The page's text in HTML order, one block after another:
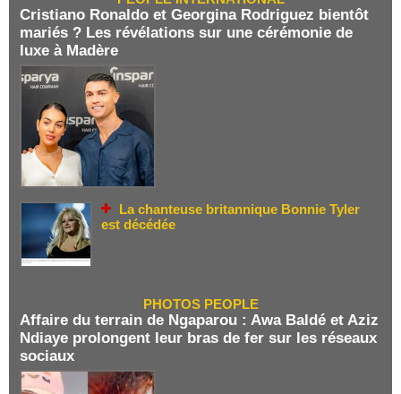
Cristiano Ronaldo et Georgina Rodriguez bientôt
mariés ? Les révélations sur une cérémonie de
luxe à Madère
La chanteuse britannique Bonnie Tyler
est décédée
PHOTOS PEOPLE
Affaire du terrain de Ngaparou : Awa Baldé et Aziz
Ndiaye prolongent leur bras de fer sur les réseaux
sociaux